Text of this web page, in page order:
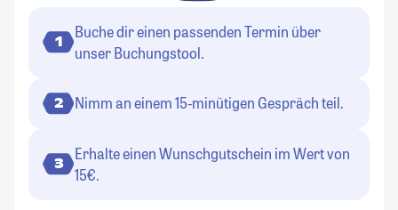
1
Buche dir einen passenden Termin über
unser Buchungstool.
2 Nimm an einem 15-minütigen Gespräch teil.
3
Erhalte einen Wunschgutschein im Wert von
15€.